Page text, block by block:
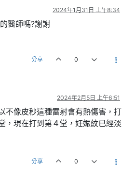
2024年1月31日 上午8:34
醫師嗎?謝謝
分享 0
2024年2月5日 上午6:51
不像皮秒這種雷射會有熱傷害，打
，現在打到第４堂，妊娠紋已經淡
分享 0